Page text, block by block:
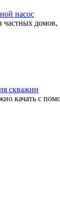
насос
скважин
качать с